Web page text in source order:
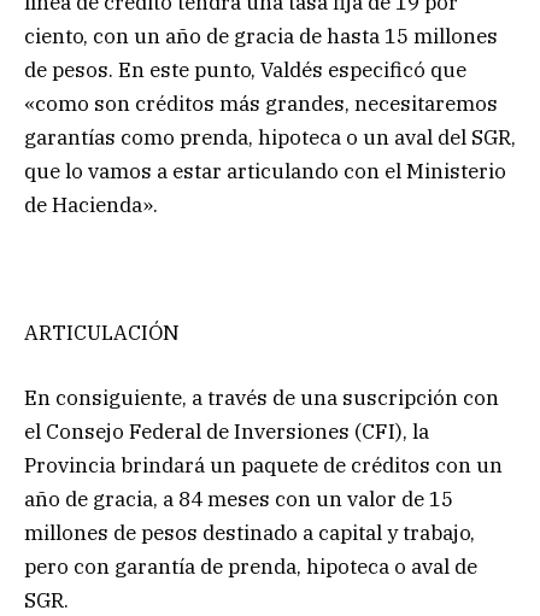
ciento, con un año de gracia de hasta 15 millones
de pesos. En este punto, Valdés especificó que
«como son créditos más grandes, necesitaremos
garantías como prenda, hipoteca o un aval del SGR,
que lo vamos a estar articulando con el Ministerio
de Hacienda».
ARTICULACIÓN
En consiguiente, a través de una suscripción con
el Consejo Federal de Inversiones (CFI), la
Provincia brindará un paquete de créditos con un
año de gracia, a 84 meses con un valor de 15
millones de pesos destinado a capital y trabajo,
pero con garantía de prenda, hipoteca o aval de
SGR.